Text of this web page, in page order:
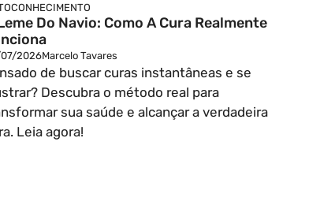
Do Navio: Como A Cura Realmente
2026Marcelo Tavares
de buscar curas instantâneas e se
Descubra o método real para
sua saúde e alcançar a verdadeira
Leia agora!